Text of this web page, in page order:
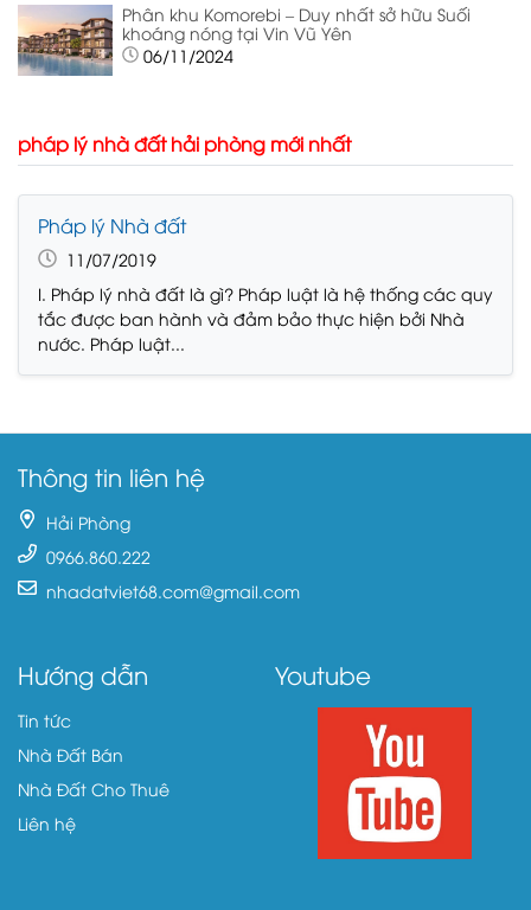
Phân khu Komorebi – Duy nhất sở hữu Suối
khoáng nóng tại Vin Vũ Yên
06/11/2024
pháp lý nhà đất hải phòng mới nhất
Pháp lý Nhà đất
11/07/2019
I. Pháp lý nhà đất là gì? Pháp luật là hệ thống các quy
tắc được ban hành và đảm bảo thực hiện bởi Nhà
nước. Pháp luật...
Thông tin liên hệ
Hải Phòng
0966.860.222
nhadatviet68.com@gmail.com
Hướng dẫn
Tin tức
Nhà Đất Bán
Nhà Đất Cho Thuê
Liên hệ
Youtube